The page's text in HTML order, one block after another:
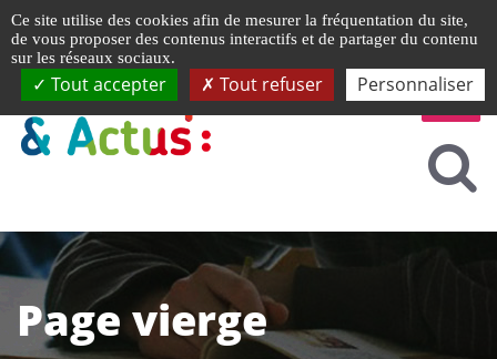
Page vierge
Ce site utilise des cookies afin de mesurer la fréquentation du site,
de vous proposer des contenus interactifs et de partager du contenu
sur les réseaux sociaux.
Tout accepter Tout refuser Personnaliser